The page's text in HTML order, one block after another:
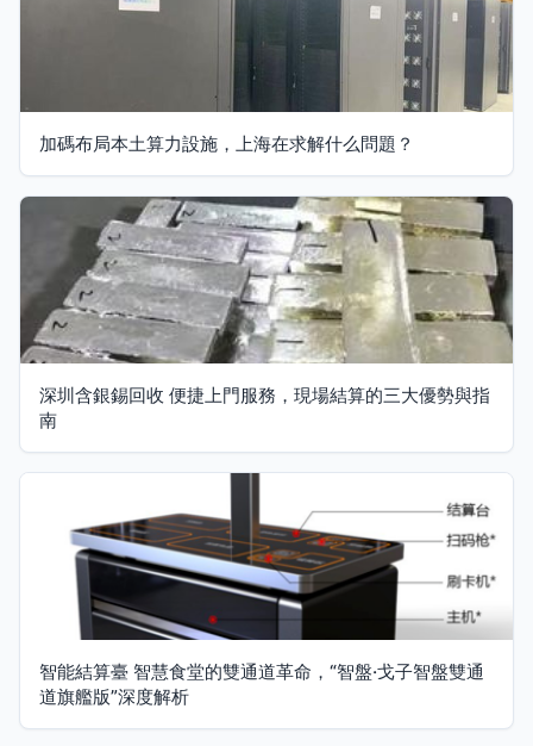
加碼布局本土算力設施，上海在求解什么問題？
深圳含銀錫回收 便捷上門服務，現場結算的三大優勢與指
南
智能結算臺 智慧食堂的雙通道革命，“智盤·戈子智盤雙通
道旗艦版”深度解析